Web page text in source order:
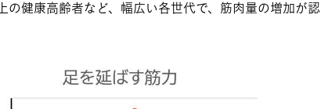
健康高齢者など、幅広い各世代で、筋肉量の増加が